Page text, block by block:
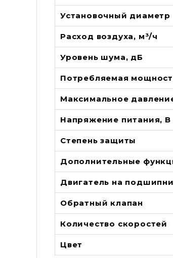
Установочный диаметр
Расход воздуха, м³/ч
Уровень шума, дБ
Потребляемая
Максимальное
Напряжение питания, В
Степень защиты
Дополнительные
Двигатель на
Обратный клапан
Количество скоростей
Цвет